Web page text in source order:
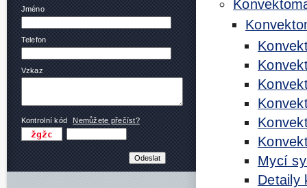
Jméno
Telefon
Vzkaz
Kontrolní kód Nemůžete přečíst?
Mycí
Detaily